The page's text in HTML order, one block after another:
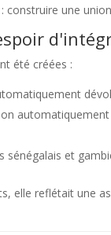
une
été créées :
automatiquement
sénégalais et
elle reflétait une